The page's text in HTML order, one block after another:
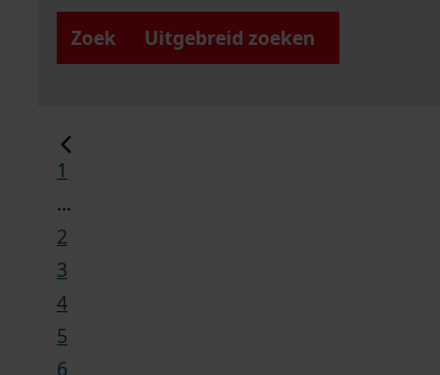
Zoek
Uitgebreid zoeken
1
...
2
3
4
5
6